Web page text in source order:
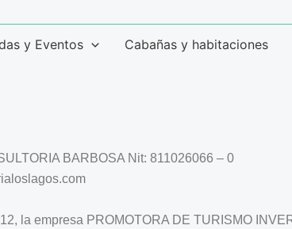
y Eventos Cabañas y habitaciones
BARBOSA Nit: 811026066 – 0
la empresa PROMOTORA DE TURISMO